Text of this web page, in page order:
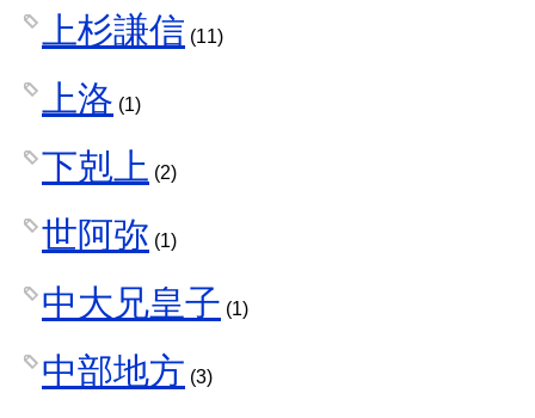
上杉謙信 (11)
上洛 (1)
下剋上 (2)
世阿弥 (1)
中大兄皇子 (1)
中部地方 (3)